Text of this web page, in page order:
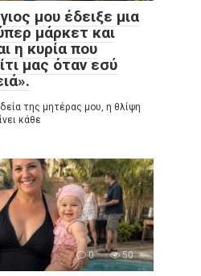
μου έδειξε μια
μάρκετ και
η κυρία που
μας όταν εσύ
της μητέρας μου, η θλίψη
κάθε
0 50